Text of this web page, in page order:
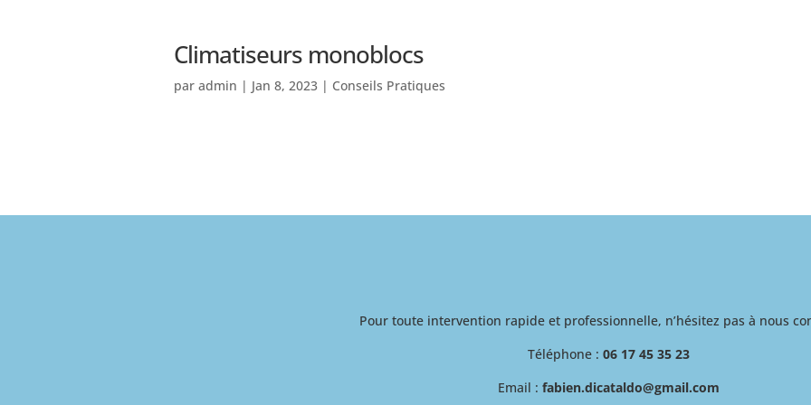
Climatiseurs monoblocs
par admin | Jan 8, 2023 | Conseils Pratiques
Pour toute intervention rapide et professionnelle, n’hésitez pas à nous
Téléphone : 06 17 45 35 23
Email : fabien.dicataldo@gmail.com